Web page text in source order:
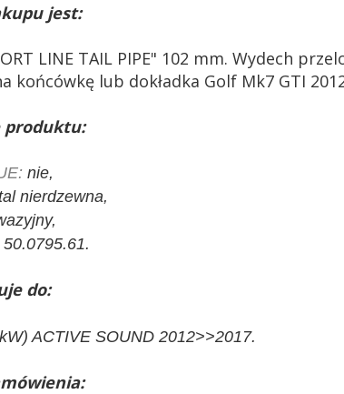
jest:
LINE TAIL PIPE" 102 mm. Wydech
lub dokładka Golf Mk7 GTI
produktu:
nie,
nierdzewna,
50.0795.61.
do:
ACTIVE SOUND 2012>>2017.